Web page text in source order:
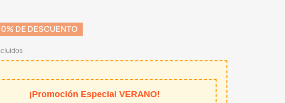
DE DESCUENTO
¡Promoción Especial VERANO!